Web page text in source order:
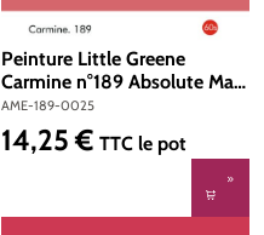
Peinture Little Greene
Carmine n°189 Absolute Matt
Emulsion 250 ml
AME-189-0025
Prix régulier :
14,25 € TTC le pot